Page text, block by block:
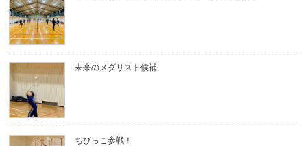
未来のメダリスト候補
ちびっこ参戦！